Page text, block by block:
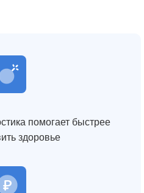
помогает быстрее
здоровье